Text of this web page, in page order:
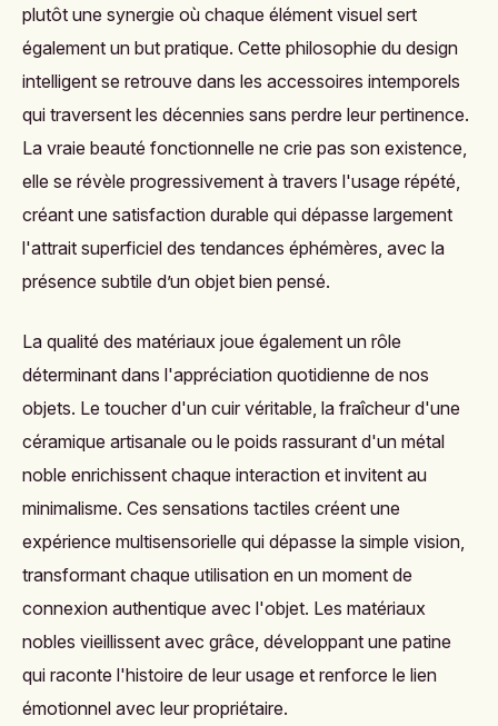
plutôt une synergie où chaque élément visuel sert
également un but pratique. Cette philosophie du design
intelligent se retrouve dans les accessoires intemporels
qui traversent les décennies sans perdre leur pertinence.
La vraie beauté fonctionnelle ne crie pas son existence,
elle se révèle progressivement à travers l'usage répété,
créant une satisfaction durable qui dépasse largement
l'attrait superficiel des tendances éphémères, avec la
présence subtile d’un objet bien pensé.
La qualité des matériaux joue également un rôle
déterminant dans l'appréciation quotidienne de nos
objets. Le toucher d'un cuir véritable, la fraîcheur d'une
céramique artisanale ou le poids rassurant d'un métal
noble enrichissent chaque interaction et invitent au
minimalisme. Ces sensations tactiles créent une
expérience multisensorielle qui dépasse la simple vision,
transformant chaque utilisation en un moment de
connexion authentique avec l'objet. Les matériaux
nobles vieillissent avec grâce, développant une patine
qui raconte l'histoire de leur usage et renforce le lien
émotionnel avec leur propriétaire.